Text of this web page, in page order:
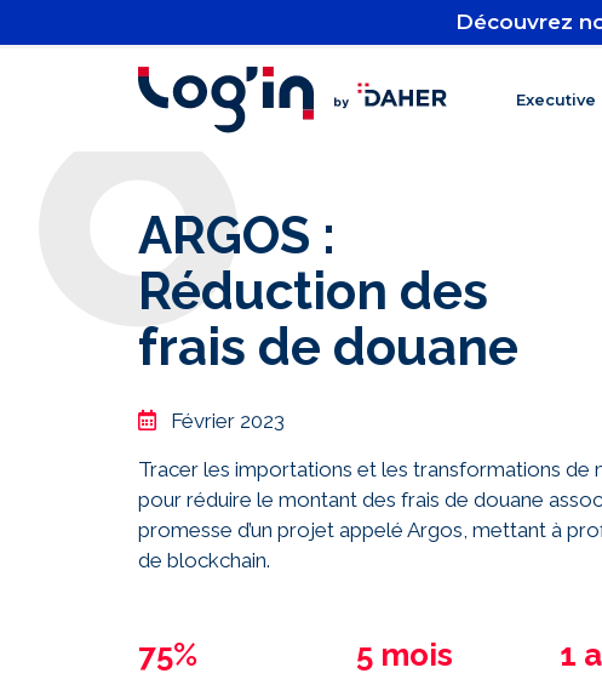
Découvrez
ARGOS :
Réduction des
frais de douane
Février 2023
Tracer les importations et les transformations de
pour réduire le montant des frais de douane
promesse d’un projet appelé Argos, mettant à
de blockchain.
75% 5 mois 1